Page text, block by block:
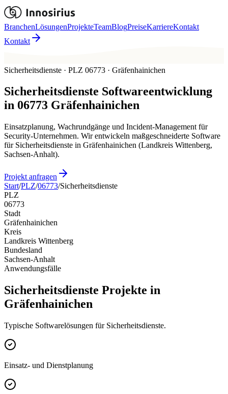
BranchenLösungenProjekteTeamBlogPreiseKarriereKontakt
Kontakt
Sicherheitsdienste · PLZ 06773 · Gräfenhainichen
Sicherheitsdienste Softwareentwicklung
in 06773 Gräfenhainichen
Einsatzplanung, Wachrundgänge und Incident-Management für
Security-Unternehmen. Wir entwickeln maßgeschneiderte Software
für Sicherheitsdienste in Gräfenhainichen (Landkreis Wittenberg,
Sachsen-Anhalt).
Projekt anfragen
Start/PLZ/06773/Sicherheitsdienste
PLZ
06773
Stadt
Gräfenhainichen
Kreis
Landkreis Wittenberg
Bundesland
Sachsen-Anhalt
Anwendungsfälle
Sicherheitsdienste Projekte in
Gräfenhainichen
Typische Softwarelösungen für Sicherheitsdienste.
Einsatz- und Dienstplanung